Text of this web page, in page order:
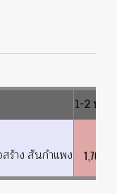
1-2 ท่าน
ร้าง สันกำแพง 1,700